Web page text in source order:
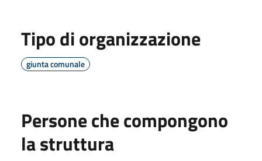
Tipo di organizzazione
giunta comunale
Persone che compongono
la struttura